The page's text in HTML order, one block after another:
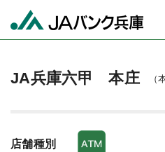
JA兵庫六甲 本庄 （
店舗種別